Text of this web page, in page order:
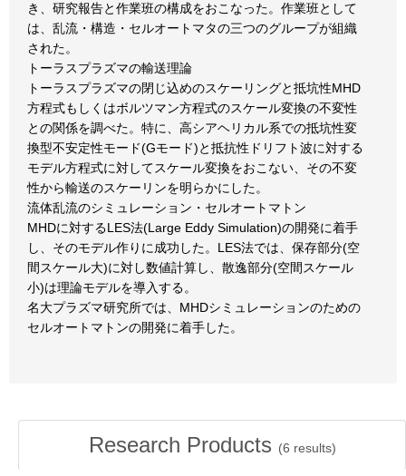
き、研究報告と作業班の構成をおこなった。作業班として
は、乱流・構造・セルオートマタの三つのグループが組織
された。
トーラスプラズマの輸送理論
トーラスプラズマの閉じ込めのスケーリングと抵坑性MHD
方程式もしくはボルツマン方程式のスケール変換の不変性
との関係を調べた。特に、高シアヘリカル系での抵坑性変
換型不安定性モード(Gモード)と抵抗性ドリフト波に対する
モデル方程式に対してスケール変換をおこない、その不変
性から輸送のスケーリンを明らかにした。
流体乱流のシミュレーション・セルオートマトン
MHDに対するLES法(Large Eddy Simulation)の開発に着手
し、そのモデル作りに成功した。LES法では、保存部分(空
間スケール大)に対し数値計算し、散逸部分(空間スケール
小)は理論モデルを導入する。
名大プラズマ研究所では、MHDシミュレーションのための
セルオートマトンの開発に着手した。
Research Products (6 results)